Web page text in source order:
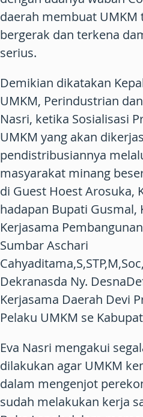
daerah membuat
bergerak dan terkena
serius.
Demikian dikatakan
UMKM, Perindustrian
Nasri, ketika Sosialisasi
UMKM yang akan
pendistribusiannya
masyarakat minang
di Guest Hoest Arosuka,
hadapan Bupati Gusmal,
Kerjasama
Sumbar Aschari
Dekranasda Ny.
Kerjasama Daerah Devi
Pelaku UMKM se
Eva Nasri mengakui
dilakukan agar UMKM
dalam mengenjot
sudah melakukan kerja